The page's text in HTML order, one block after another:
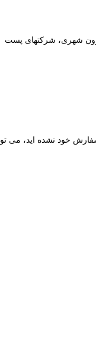
شهری، شرکتهای پست
خود نشده اید، می